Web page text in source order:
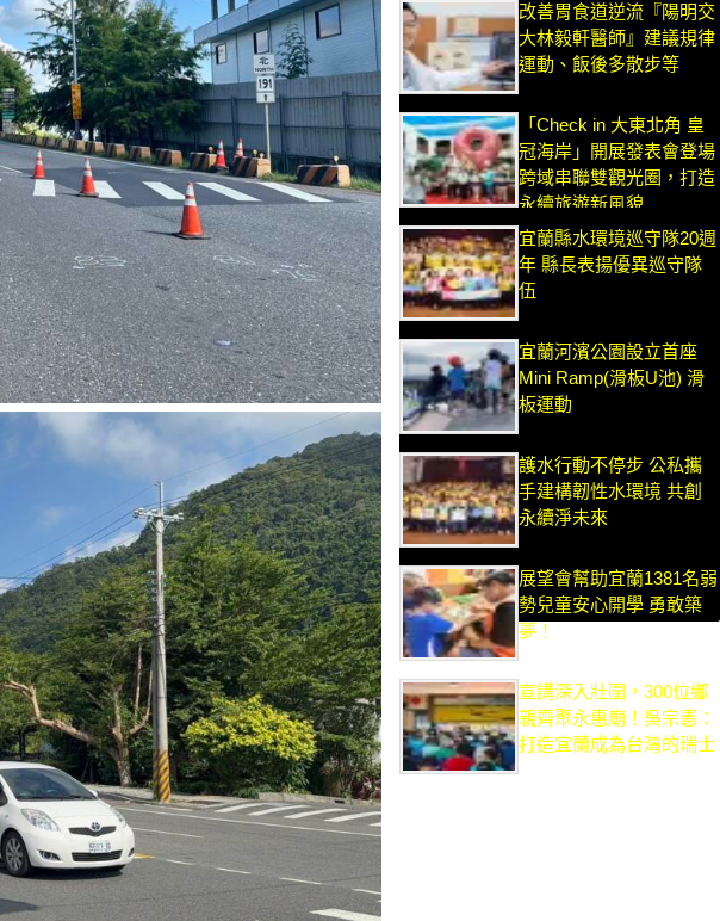
改善胃食道逆流『陽明交
大林毅軒醫師』建議規律
運動、飯後多散步等
「Check in 大東北角 皇
冠海岸」開展發表會登場
跨域串聯雙觀光圈，打造
永續旅遊新風貌
宜蘭縣水環境巡守隊20週
年 縣長表揚優異巡守隊
伍
宜蘭河濱公園設立首座
Mini Ramp(滑板U池) 滑
板運動
護水行動不停步 公私攜
手建構韌性水環境 共創
永續淨未來
展望會幫助宜蘭1381名弱
勢兒童安心開學 勇敢築
夢！
宣講深入壯圍，300位鄉
親齊聚永惠廟！吳宗憲：
打造宜蘭成為台灣的瑞士